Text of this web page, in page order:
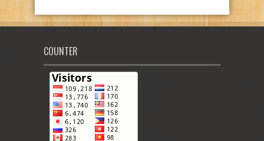
COUNTER